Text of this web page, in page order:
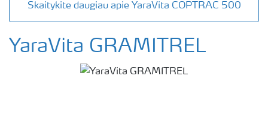
Skaitykite daugiau apie YaraVita COPTRAC 500
YaraVita GRAMITREL